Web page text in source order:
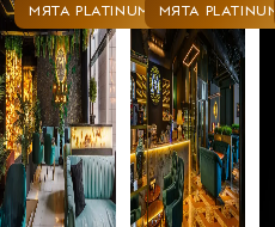
МЯТА PLATINUM МЯТА PLATINUM